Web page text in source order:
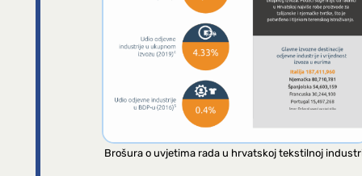
Brošura o uvjetima rada u hrvatskoj tekstilnoj